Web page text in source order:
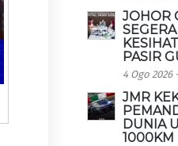
JOHOR
PASIR
4 Ogo 2026
JMR
DUNIA
1000KM